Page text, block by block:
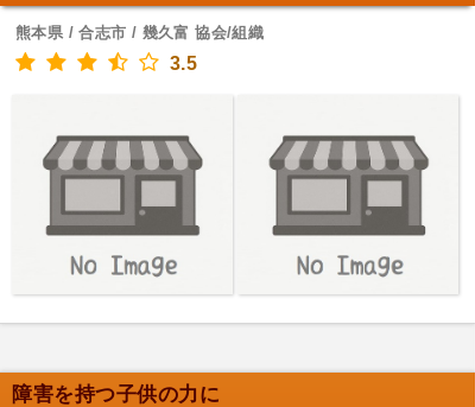
熊本県 / 合志市 / 幾久富 協会/組織
3.5
障害を持つ子供の力に